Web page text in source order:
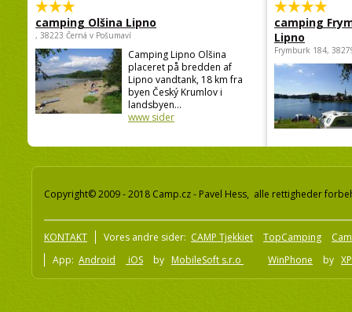
camping Olšina Lipno
, 38223 Černá v Pošumaví
Camping Lipno Olšina
placeret på bredden af
Lipno vandtank, 18 km fra
byen Český Krumlov i
landsbyen...
www sider
camping
Lipno
Frymburk 184,
Copyright© 2009 - 2018 Camp.cz - Pavel Hess, alle rettigheder
KONTAKT Vores andre sider: CAMP Tjekkiet TopCamping
App: Android iOS by MobileSoft s.r.o WinPhone by